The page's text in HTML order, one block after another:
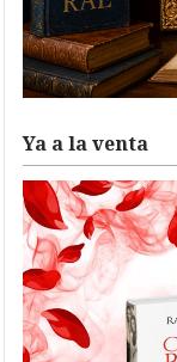
Ya a la venta